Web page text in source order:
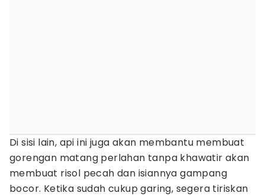
Di sisi lain, api ini juga akan membantu membuat
gorengan matang perlahan tanpa khawatir akan
membuat risol pecah dan isiannya gampang
bocor. Ketika sudah cukup garing, segera tiriskan